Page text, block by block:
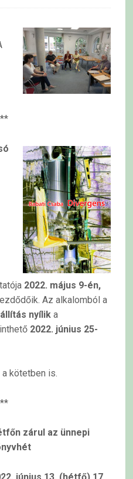
2022. május 9-én,
Az alkalomból a
nyílik a
2022. június 25-
kötetben is.
zárul az ünnepi